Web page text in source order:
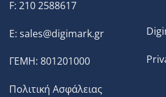
F: 210 2588617
E: sales@digimark.gr
ΓΕΜΗ: 801201000
Πολιτική Ασφάλειας